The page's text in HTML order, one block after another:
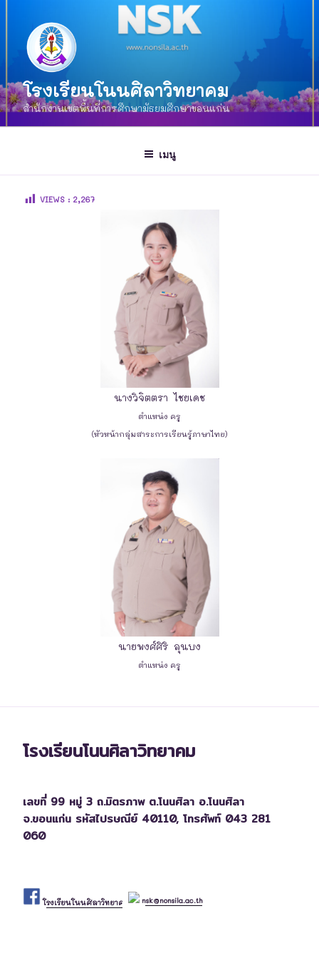
โรงเรียนโนนศิลาวิทยาคม
สำนักงานเขตพื้นที่การศึกษามัธยมศึกษาขอนแก่น
เมนู
VIEWS : 2,267
นางวิจิตตรา ไชยเดช
ตำแหน่ง ครู
(หัวหน้ากลุ่มสาระการเรียนรู้ภาษาไทย)
นายพงศ์ศิริ ลุนบง
ตำแหน่ง ครู
โรงเรียนโนนศิลาวิทยาคม
เลขที่ 99 หมู่ 3 ถ.มิตรภาพ ต.โนนศิลา อ.โนนศิลา
จ.ขอนแก่น รหัสไปรษณีย์ 40110, โทรศัพท์ 043 281
060
โรงเรียนโนนศิลาวิทยาคม nsk@nonsila.ac.th